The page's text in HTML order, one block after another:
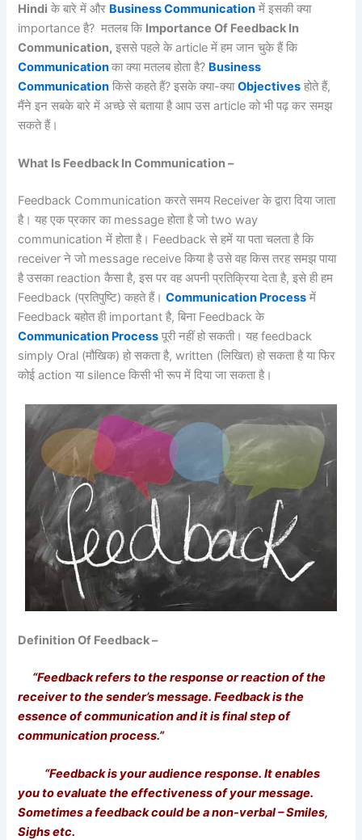
Hindi के बारे में और Business Communication में इसकी क्या
importance है? मतलब कि Importance Of Feedback In
Communication, इससे पहले के article में हम जान चुके हैं कि
Communicationका क्या मतलब होता है? Business
Communication किसे कहते हैं? इसके क्या-क्या Objectives होते हैं,
मैंने इन सबके बारे में अच्छे से बताया है आप उस article को भी पढ़ कर समझ
सकते हैं।
What Is Feedback In Communication –
Feedback Communication करते समय Receiver के द्वारा दिया जाता
है। यह एक प्रकार का message होता है जो two way
communication में होता है। Feedback से हमें या पता चलता है कि
receiver ने जो message receive किया है उसे वह किस तरह समझ पाया
है उसका reaction कैसा है, इस पर वह अपनी प्रतिक्रिया देता है, इसे ही हम
Feedback (प्रतिपुष्टि) कहते हैं। Communication Process में
Feedback बहोत ही important है, बिना Feedback के
Communication Process पूरी नहीं हो सकती। यह feedback
simply Oral (मौखिक) हो सकता है, written (लिखित) हो सकता है या फिर
कोई action या silence किसी भी रूप में दिया जा सकता है।
Definition Of Feedback –
“Feedback refers to the response or reaction of the
receiver to the sender’s message. Feedback is the
essence of communication and it is final step of
communication process.”
“Feedback is your audience response. It enables
you to evaluate the effectiveness of your message.
Sometimes a feedback could be a non-verbal – Smiles,
Sighs etc.